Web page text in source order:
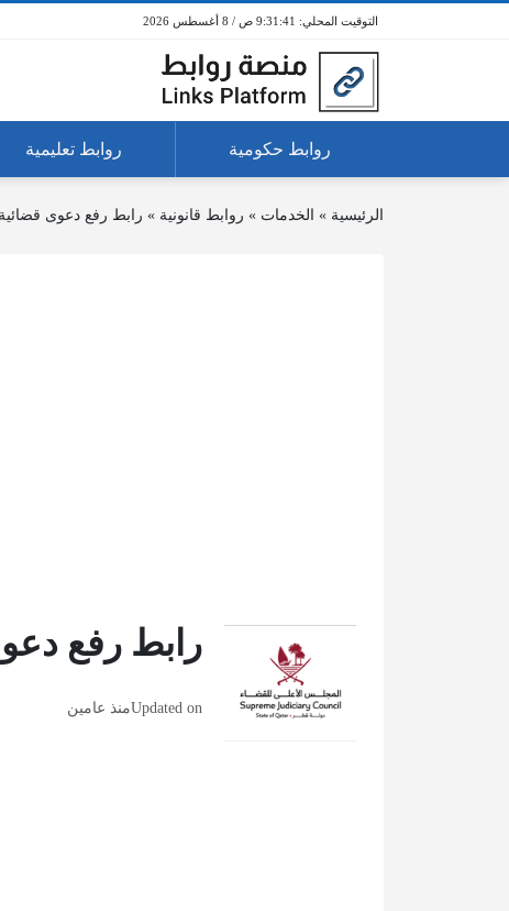
9:31:41 ص / 8 أغسطس 2026
روابط حكومية روابط تعليمية
الرئيسية » الخدمات » روابط قانونية » رابط رفع دعوى
رابط رفع
Updated onمنذ عامين